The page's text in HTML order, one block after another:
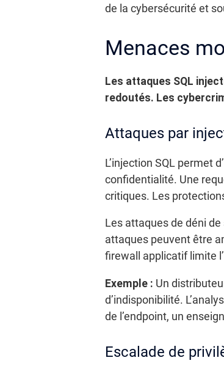
de la cybersécurité et
Menaces
Les attaques SQL
redoutés. Les
Attaques par
L’injection SQL permet
confidentialité. Une
critiques. Les
Les attaques de déni
attaques peuvent être
firewall applicatif limite
Exemple : Un
d’indisponibilité.
de l’endpoint, un
Escalade de